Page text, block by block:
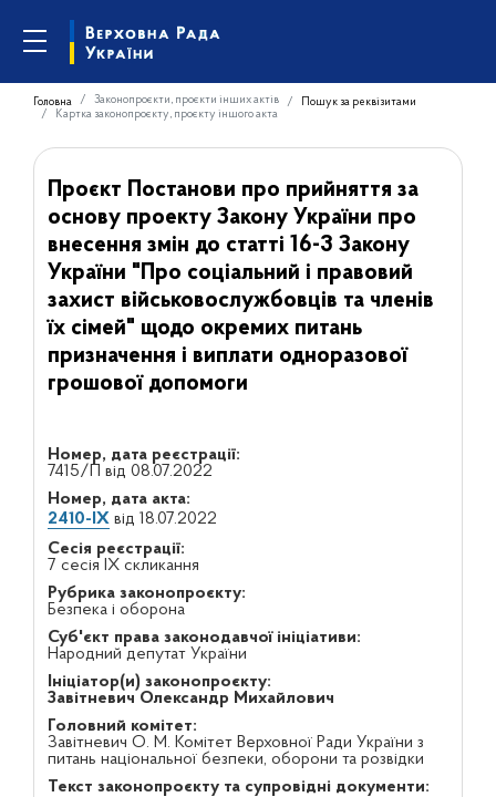
Головна Законопроєкти, проєкти інших актів
Пошук за реквізитами
Картка законопроєкту, проєкту іншого акта
Проєкт Постанови про прийняття за
основу проекту Закону України про
внесення змін до статті 16-3 Закону
України "Про соціальний і правовий
захист військовослужбовців та членів
їх сімей" щодо окремих питань
призначення і виплати одноразової
грошової допомоги
Номер, дата реєстрації:
7415/П від 08.07.2022
Номер, дата акта:
2410-IXвід 18.07.2022
Сесія реєстрації:
7 сесія IX скликання
Рубрика законопроєкту:
Безпека і оборона
Суб'єкт права законодавчої ініціативи:
Народний депутат України
Ініціатор(и) законопроєкту:
Завітневич Олександр Михайлович
Головний комітет:
Завітневич О. М. Комітет Верховної Ради України з
питань національної безпеки, оборони та розвідки
Текст законопроєкту та супровідні документи: